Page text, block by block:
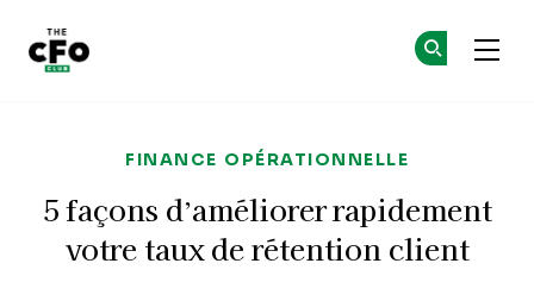
FINANCE OPÉRATIONNELLE
5 façons d’améliorer rapidement
votre taux de rétention client